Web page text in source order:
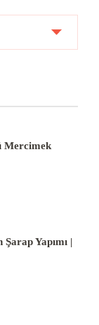
Mercimek
Yapımı |